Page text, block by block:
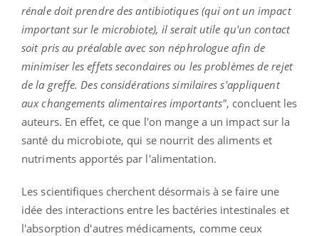
rénale doit prendre des antibiotiques (qui ont un impact
important sur le microbiote), il serait utile qu'un contact
soit pris au préalable avec son néphrologue afin de
minimiser les effets secondaires ou les problèmes de rejet
de la greffe. Des considérations similaires s'appliquent
aux changements alimentaires importants", concluent les
auteurs. En effet, ce que l'on mange a un impact sur la
santé du microbiote, qui se nourrit des aliments et
nutriments apportés par l'alimentation.
Les scientifiques cherchent désormais à se faire une
idée des interactions entre les bactéries intestinales et
l'absorption d'autres médicaments, comme ceux